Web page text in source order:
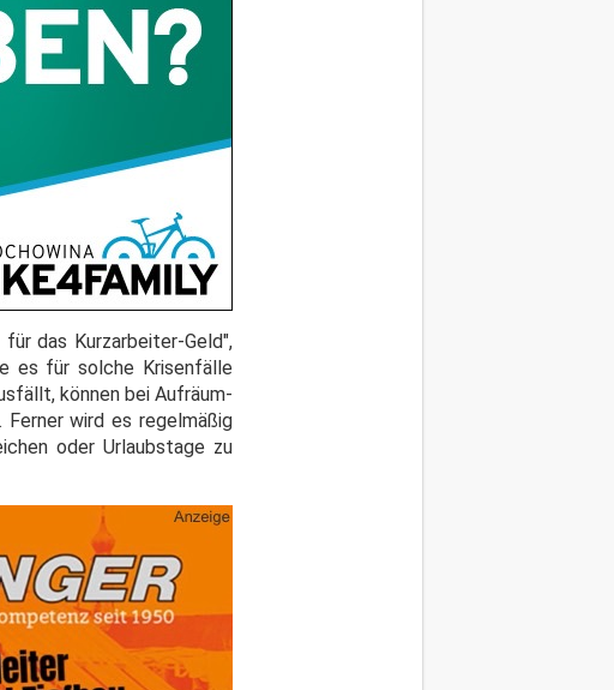
das Kurzarbeiter-Geld",
es für solche Krisenfälle
können bei Aufräum-
wird es regelmäßig
oder Urlaubstage zu